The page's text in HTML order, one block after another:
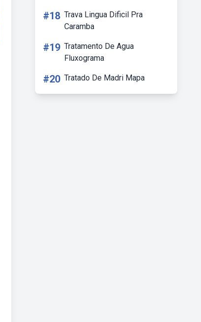
#18 Trava Lingua Dificil Pra
Caramba
#19 Tratamento De Agua
Fluxograma
#20 Tratado De Madri Mapa